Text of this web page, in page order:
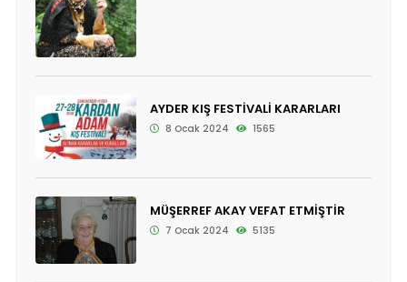
AYDER KIŞ FESTİVALİ KARARLARI
8 Ocak 2024 1565
MÜŞERREF AKAY VEFAT ETMİŞTİR
7 Ocak 2024 5135